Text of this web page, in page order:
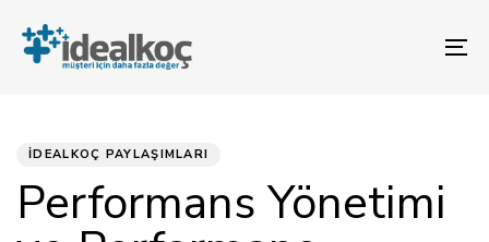
atla
gezinme
bölümüne
atlaİDEALKOÇ PAYLAŞIMLARI
Performans Yönetimi
Gönder